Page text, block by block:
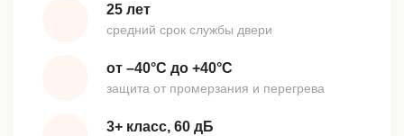
25 лет
средний срок службы двери
от –40°С до +40°С
защита от промерзания и перегрева
3+ класс, 60 дБ